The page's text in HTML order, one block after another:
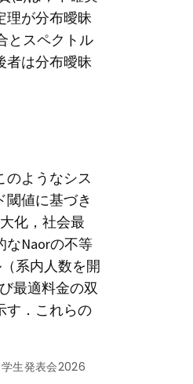
理が分布曖昧
とスペクトル
者は分布曖昧
のようなシス
値に基づき
化，社会最
なNaorの不等
系内人数を開
最適料金の双
す．これらの
生発表会2026